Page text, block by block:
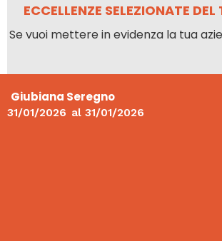
ECCELLENZE SELEZIONATE
Se vuoi mettere in evidenza la tua
Giubiana Seregno
31/01/2026 al 31/01/2026